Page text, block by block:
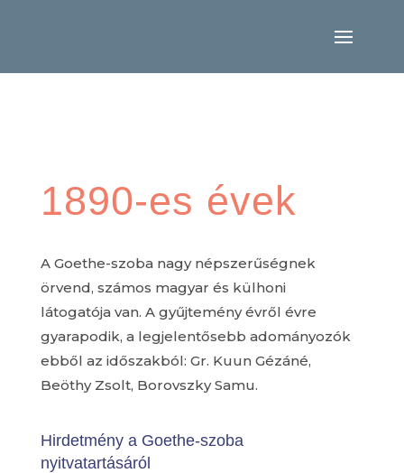
1890-es évek
A Goethe-szoba nagy népszerűségnek
örvend, számos magyar és külhoni
látogatója van. A gyűjtemény évről évre
gyarapodik, a legjelentősebb adományozók
ebből az időszakból: Gr. Kuun Gézáné,
Beöthy Zsolt, Borovszky Samu.
Hirdetmény a Goethe-szoba
nyitvatartásáról